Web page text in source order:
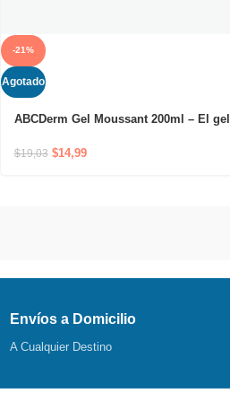
-21%
Agotado
ABCDerm Gel Moussant 200ml – El gel
piel de los bebés
$19,03 $14,99
Envíos a Domicilio
A Cualquier Destino